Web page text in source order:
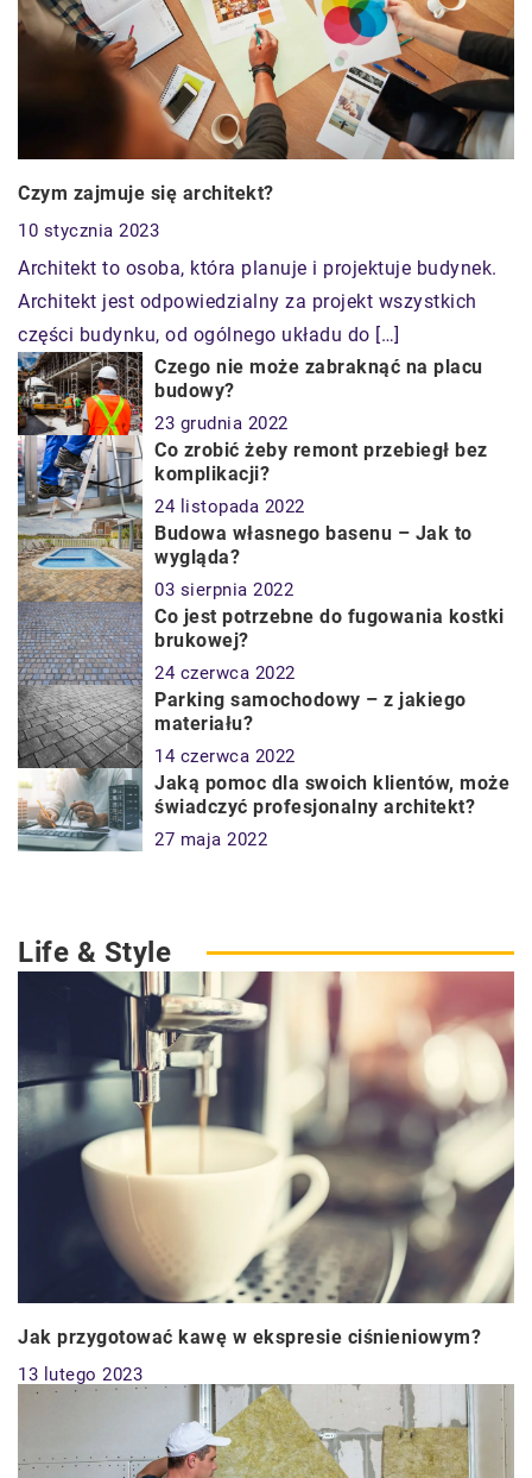
Czym zajmuje się architekt?
10 stycznia 2023
Architekt to osoba, która planuje i projektuje budynek.
Architekt jest odpowiedzialny za projekt wszystkich
części budynku, od ogólnego układu do […]
Czego nie może zabraknąć na placu
budowy?
23 grudnia 2022
Co zrobić żeby remont przebiegł bez
komplikacji?
24 listopada 2022
Budowa własnego basenu – Jak to
wygląda?
03 sierpnia 2022
Co jest potrzebne do fugowania kostki
brukowej?
24 czerwca 2022
Parking samochodowy – z jakiego
materiału?
14 czerwca 2022
Jaką pomoc dla swoich klientów, może
świadczyć profesjonalny architekt?
27 maja 2022
Life & Style
Jak przygotować kawę w ekspresie ciśnieniowym?
13 lutego 2023